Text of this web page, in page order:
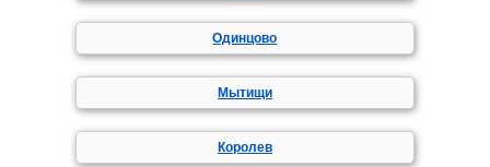
Одинцово
Мытищи
Королев